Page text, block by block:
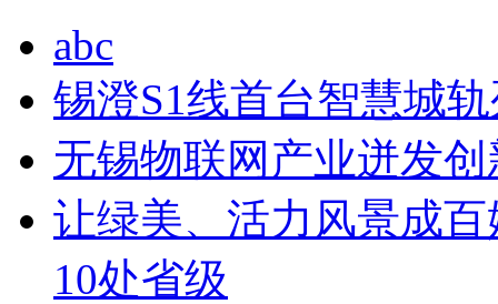
abc
锡澄S1线首台智慧城
无锡物联网产业迸发
让绿美、活力风景成
10处省级